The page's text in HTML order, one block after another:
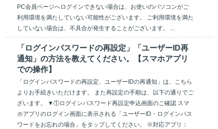
PC会員ページへログインできない場合は、お使いのパソコンがご
利用環境を満たしていない可能性がございます。 ご利用環境を満た
していない場合は、不具合が発生することがございます。 ...
「ログインパスワードの再設定」「ユーザーID再
通知」の方法を教えてください。【スマホアプリ
での操作】
「ログインパスワードの再設定、ユーザーIDの再通知」は、こちら
よりお手続きいただけます。 また再設定の手順は、以下の通りでご
ざいます。 ▼①ログインパスワード再設定申込画面のご確認 スマ
ホアプリのログイン画面に表示される「ユーザーID・ログインパス
ワードをお忘れの場合」をタップしてください。 ※対応アプリ：